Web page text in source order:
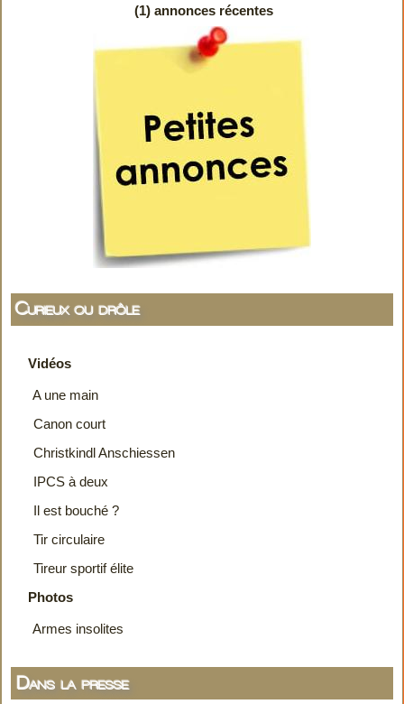
(1) annonces récentes
Curieux ou drôle
Vidéos
A une main
Canon court
Christkindl Anschiessen
IPCS à deux
Il est bouché ?
Tir circulaire
Tireur sportif élite
Photos
Armes insolites
Dans la presse